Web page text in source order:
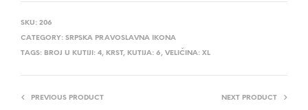
SKU: 206
CATEGORY: SRPSKA PRAVOSLAVNA IKONA
TAGS: BROJ U KUTIJI: 4, KRST, KUTIJA: 6, VELIČINA: XL
PREVIOUS PRODUCT NEXT PRODUCT